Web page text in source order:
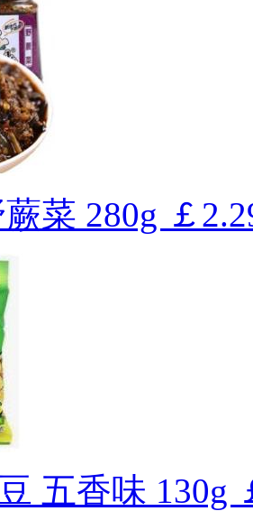
菜 280g ￡
五香味 130g